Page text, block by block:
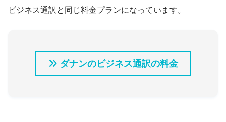
ビジネス通訳と同じ料金プランになっています。
ダナンのビジネス通訳の料金